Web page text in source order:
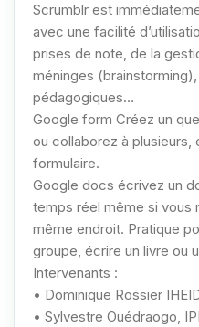
Scrumblr est
avec une facilité
prises de note, de la
méninges
pédagogiques…
Google form Créez un
ou collaborez à plusieurs,
formulaire.
Google docs écrivez un
temps réel même si vous
même endroit. Pratique
groupe, écrire un livre ou
Intervenants :
• Dominique Rossier
• Sylvestre Ouédraogo,